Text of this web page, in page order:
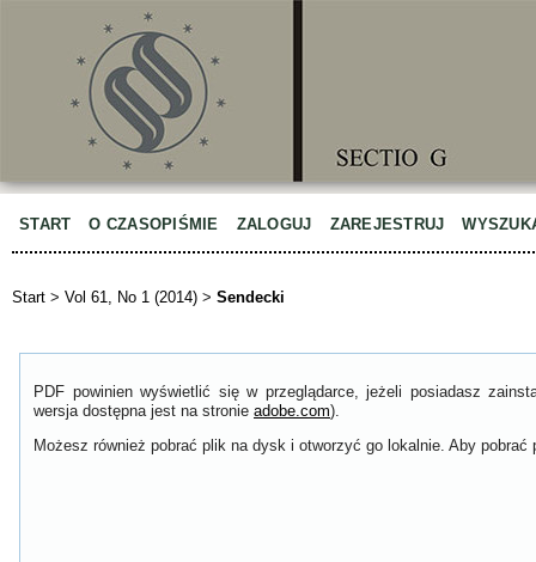
START O CZASOPIŚMIE ZALOGUJ ZAREJESTRUJ
Start > Vol 61, No 1 (2014) > Sendecki
PDF powinien wyświetlić się w przeglądarce, jeżeli posiadasz
wersja dostępna jest na stronie adobe.com).
Możesz również pobrać plik na dysk i otworzyć go lokalnie. Aby